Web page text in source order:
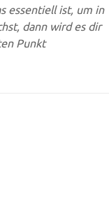
essentiell ist, um in
dann wird es dir
Punkt